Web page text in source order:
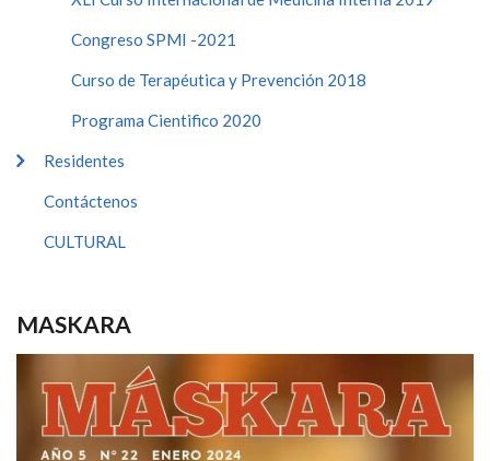
Congreso SPMI -2021
Curso de Terapéutica y Prevención 2018
Programa Cientifico 2020
Residentes
Contáctenos
CULTURAL
MASKARA